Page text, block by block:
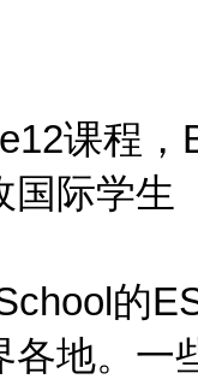
课程，
际学生
的
各地。一